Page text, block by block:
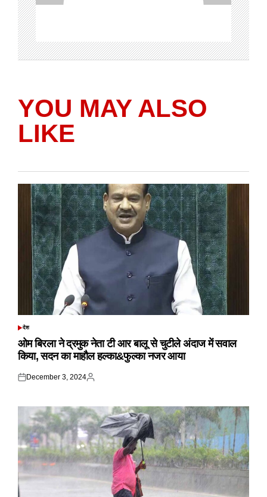
YOU MAY ALSO
LIKE
POSTED
देश
ओम बिरला ने द्रमुक नेता टी आर बालू से चुटीले अंदाज में सवाल
किया, सदन का माहौल हल्का&फुल्का नजर आया
Posted
December 3, 2024
Posted